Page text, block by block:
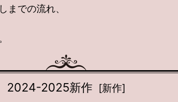
までの流れ、
2024-2025新作 [新作]